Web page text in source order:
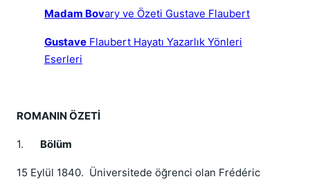
Madam Bovary ve Özeti Gustave Flaubert
Gustave Flaubert Hayatı Yazarlık Yönleri
Eserleri
ROMANIN ÖZETİ
1. Bölüm
15 Eylül 1840. Üniversitede öğrenci olan Frédéric